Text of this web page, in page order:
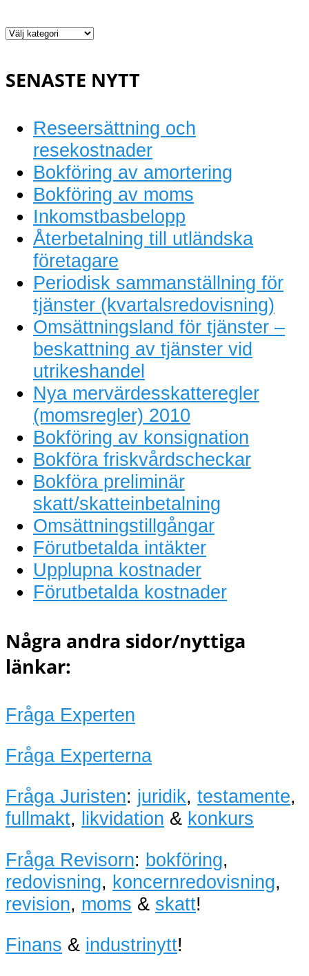
Löpande
SENASTE NYTT
Reseersättning och
resekostnader
Bokföring av amortering
Bokföring av moms
Inkomstbasbelopp
Återbetalning till utländska
företagare
Periodisk sammanställning för
tjänster (kvartalsredovisning)
Omsättningsland för tjänster –
beskattning av tjänster vid
utrikeshandel
Nya mervärdesskatteregler
(momsregler) 2010
Bokföring av konsignation
Bokföra friskvårdscheckar
Bokföra preliminär
skatt/skatteinbetalning
Omsättningstillgångar
Förutbetalda intäkter
Upplupna kostnader
Förutbetalda kostnader
Några andra sidor/nyttiga
länkar:
Fråga Experten
Fråga Experterna
Fråga Juristen: juridik, testamente,
fullmakt, likvidation & konkurs
Fråga Revisorn: bokföring,
redovisning, koncernredovisning,
revision, moms & skatt!
Finans & industrinytt!